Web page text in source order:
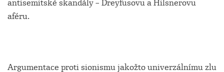
antisemitské skandály – Dreyfusovu a Hilsnerovu
aféru.
Argumentace proti sionismu jakožto univerzálnímu zlu